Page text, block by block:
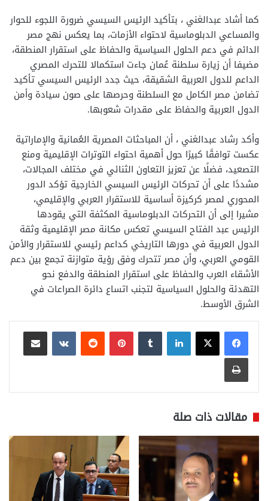
كما أشاد عبدالغني ، بتأكيد الرئيس السيسي ضرورة اللجوء للحوار
والمساعي الدبلوماسية لاحتواء الأزمات، بما يعكس نهج مصر
الدائم في دعم الحلول السياسية والحفاظ على استقرار المنطقة،
مضيفا أن زيارة سلطنة عُمان جاءت استكمالا للتحرك المصري
الداعم للدول العربية الشقيقة، حيث جدد الرئيس السيسي تأكيد
تضامن مصر الكامل مع السلطنة وحرصها على صون سيادة وأمن
الدول العربية والحفاظ على مقدرات شعوبها.
وأكد رشاد عبدالغني ، أن المباحثات المصرية العُمانية والإماراتية
عكست توافقًا كبيرًا حول أهمية احتواء التوترات الإقليمية ومنع
التصعيد، فضلًا عن تعزيز التعاون الثنائي في مختلف المجالات،
مشددًا على أن تحركات الرئيس السيسي الخارجية تؤكد الدور
المحوري لمصر كركيزة أساسية للاستقرار العربي والإقليمي،
مشيرا إلى أن التحركات الدبلوماسية المكثفة التي يقودها
الرئيس عبد الفتاح السيسي تعكس مكانة مصر الإقليمية وثقة
الدول العربية في دورها التاريخي كداعم رئيسي للاستقرار والأمن
القومي العربي، وأن مصر تتحرك وفق رؤية متوازنة تجمع بين دعم
الأشقاء العرب والحفاظ على استقرار المنطقة والدفع نحو
التهدئة والحلول السياسية لتجنب اتساع دائرة الصراعات في
الشرق الأوسط.
لينكدإن بينتيريست
مشاركة عبر البريد
طباعة
مقالات ذات صلة